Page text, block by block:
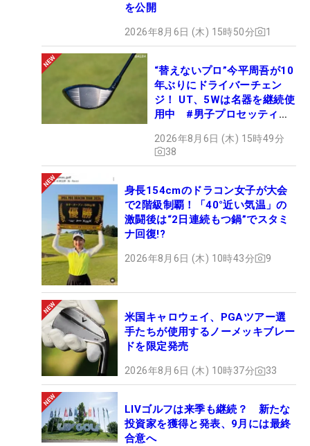
を公開
2026年8月6日 (木) 15時50分 1
“替えないプロ”今平周吾が10
年ぶりにドライバーチェン
ジ！ UT、5Wは名器を継続使
用中 #男子プロセッティン
2026年8月6日 (木) 15時49分
38
身長154cmのドラコン女子が大会
で2階級制覇！「40°近い気温」の
激闘後は“2日連続もつ鍋”でスタミ
ナ回復!?
2026年8月6日 (木) 10時43分 9
米国キャロウェイ、PGAツアー選
手たちが使用するノーメッキブレー
ドを限定発売
2026年8月6日 (木) 10時37分 33
LIVゴルフは来季も継続？ 新たな
投資家を獲得と発表、9月には最終
合意へ